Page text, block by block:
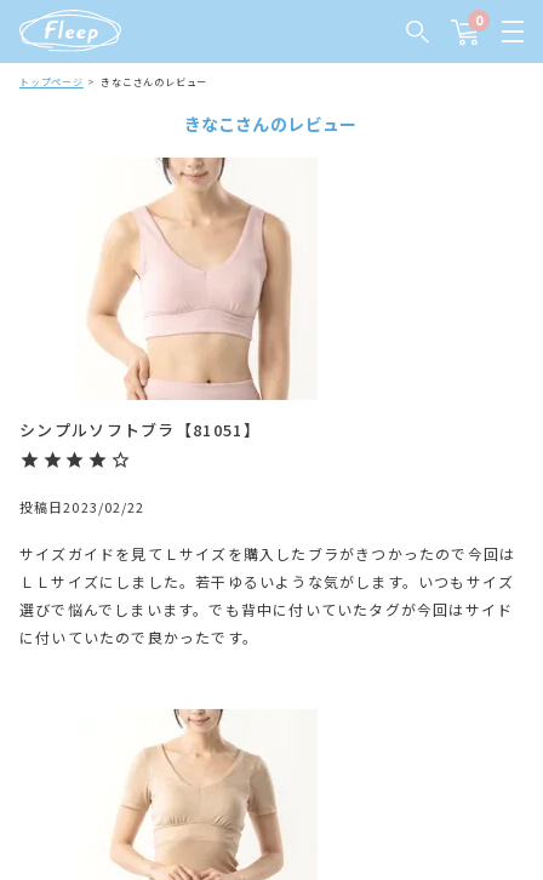
0
トップページ きなこさんのレビュー
きなこさんのレビュー
シンプルソフトブラ【81051】
投稿日2023/02/22
サイズガイドを見てＬサイズを購入したブラがきつかったので今回は
ＬＬサイズにしました。若干ゆるいような気がします。いつもサイズ
選びで悩んでしまいます。でも背中に付いていたタグが今回はサイド
に付いていたので良かったです。